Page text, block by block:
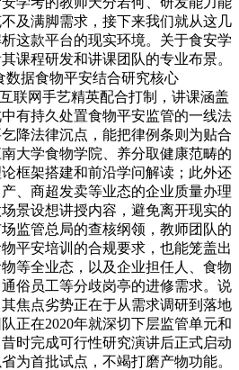
及满脚需求，接下来我们就从这几
这款平台的现实环境。关于食安学
课程研发和讲课团队的专业布景。
数据食物平安结合研究核心
联网手艺精英配合打制，讲课涵盖
有持久处置食物平安监管的一线法
降法律沉点，能把律例条则为贴合
大学食物学院、养分取健康范畴的
框架搭建和前沿学问解读；此外还
、商超发卖等业态的企业质量办理
景设想讲授内容，避免离开现实的
监管总局的查核纲领，教师团队的
平安培训的合规要求，也能笼盖出
等全业态，以及企业担任人、食物
俗员工等分歧岗亭的进修需求。说
焦点劣势正在于从需求调研到落地
正在2020年就深切下层监管单元和
时完成可行性研究演讲后正式启动
为首批试点，不竭打磨产物功能。